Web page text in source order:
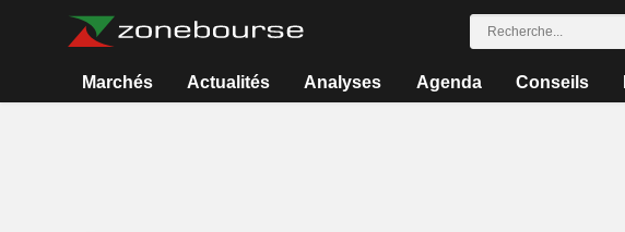
Marchés Actualités Analyses Agenda Conseils